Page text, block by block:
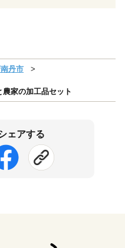
丹市
家の加工品セット
ェアする